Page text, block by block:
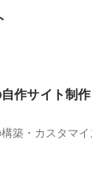
作サイト制作